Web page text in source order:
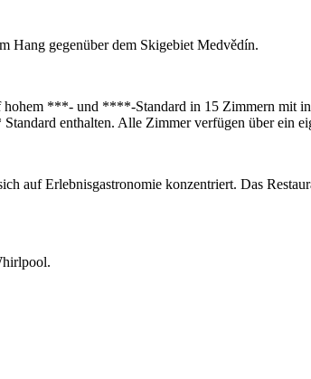
Hang gegenüber dem Skigebiet Medvědín.
***- und ****-Standard in 15 Zimmern mit
enthalten. Alle Zimmer verfügen über ein
auf Erlebnisgastronomie konzentriert. Das